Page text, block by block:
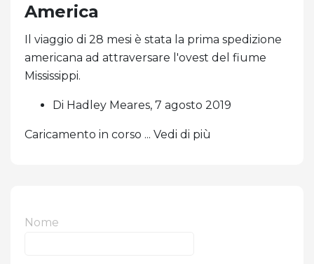
America
Il viaggio di 28 mesi è stata la prima spedizione
americana ad attraversare l'ovest del fiume
Mississippi.
Di Hadley Meares, 7 agosto 2019
Caricamento in corso ... Vedi di più
Nome